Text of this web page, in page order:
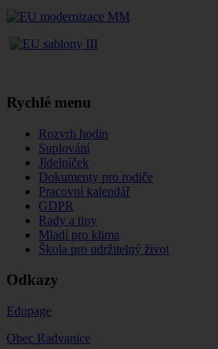
Rychlé menu
Rozvrh hodin
Suplování
Jídelníček
Dokumenty pro rodiče
Pracovní kalendář
GDPR
Rady a tipy
Mladí pro klima
Škola pro udržitelný život
Odkazy
Edupage
Obec Radvanice